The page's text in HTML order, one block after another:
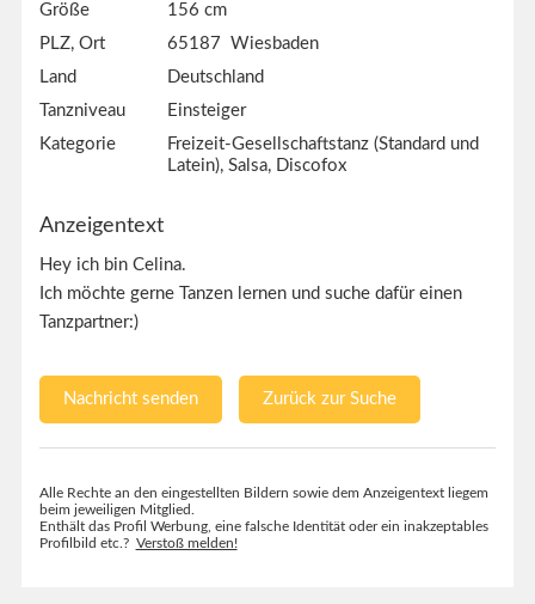
Größe
156 cm
PLZ, Ort
65187 Wiesbaden
Land
Deutschland
Tanzniveau
Einsteiger
Kategorie
Freizeit-Gesellschaftstanz (Standard und
Latein), Salsa, Discofox
Anzeigentext
Hey ich bin Celina.
Ich möchte gerne Tanzen lernen und suche dafür einen
Tanzpartner:)
Nachricht senden Zurück zur Suche
Alle Rechte an den eingestellten Bildern sowie dem Anzeigentext liegem
beim jeweiligen Mitglied.
Enthält das Profil Werbung, eine falsche Identität oder ein inakzeptables
Profilbild etc.? Verstoß melden!